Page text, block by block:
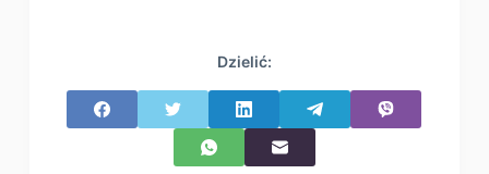
Dzielić: